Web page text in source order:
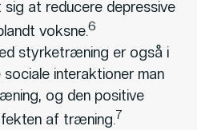
at reducere depressive
voksne.6
styrketræning er også i
interaktioner man
og den positive
af træning.7